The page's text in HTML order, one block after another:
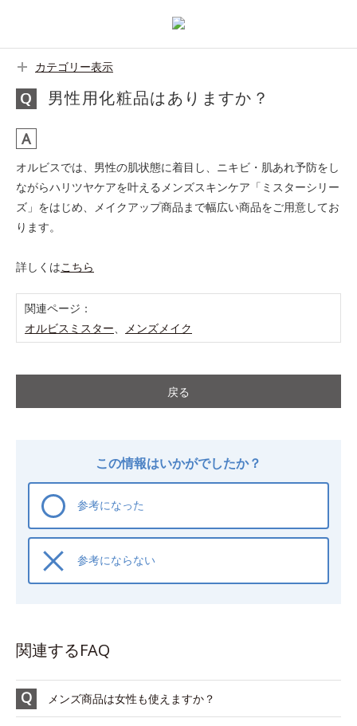
カテゴリー表示
男性用化粧品はありますか？
オルビスでは、男性の肌状態に着目し、ニキビ・肌あれ予防をし
ながらハリツヤケアを叶えるメンズスキンケア「ミスターシリー
ズ」をはじめ、メイクアップ商品まで幅広い商品をご用意してお
ります。
詳しくはこちら
関連ページ：
オルビスミスター、 メンズメイク
戻る
この情報はいかがでしたか？
参考になった
参考にならない
関連するFAQ
メンズ商品は女性も使えますか？